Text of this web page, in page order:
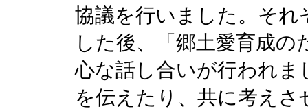
協議を行いました。それ
した後、「郷土愛育成
心な話し合いが行われ
を伝えたり、共に考え